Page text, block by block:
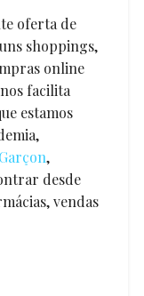
oferta de
shoppings,
online
facilita
estamos
Garçon,
desde
vendas